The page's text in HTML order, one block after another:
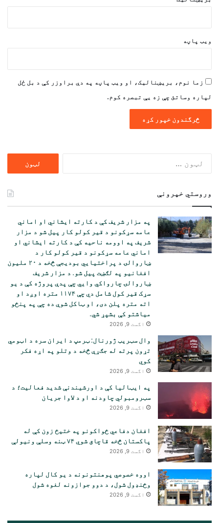
ویب پاڼه
زما نوم، بریښنالیک، او ویب پاڼه په دې براوزر کې د بل ځل
لپاره وساتئ چې زه یې تبصره کوم.
وروستي خپرونې
په مزار شریف کې د کارته ایشاني او اماني
عامه سړکونو د قیر کولو کار پیل شو د مزار
شریف په اوومه ناحیه کې د کارته ایشاني او
اماني عامه سړکونو د قیر کولو کار د
ښاروالۍ د پراختیایي بودیجې څخه د ۲۰ ملیون
افغانیو په لګښت پیل شو. د مزار شریف
ښاروالۍ چارواکي وايي چې پدې پروژه کې د یو
سړک قیر کول شامل دي چې ۱۱۷۴ متره اوږد او
اته متره پلن دی، او ټاکل شوې ده چې په پنځو
میاشتو کې بشپړ شي.
اگست 9, 2026
وال سټریټ ژورنال: ټرمپ د ایران سره د اټومي
تړون پرته له جګړې څخه د وتلو په اړه فکر
کوي
اگست 9, 2026
په ایټالیا کې د اورشیندنې شدید فعالیت؛ د
سټرومبولي چاودنه او د لاوا جریان
اگست 9, 2026
افغان دفاعي ځواکونو په ختیځ زون کې له
پاکستان څخه قاچاق شوي ۷۴ ټنه وسلې ونیولې
اگست 9, 2026
اووه خصوصي پوهنتونونه د یو کال لپاره
وځنډول شول، د دوو جوازونه لغوه شول
اگست 9, 2026